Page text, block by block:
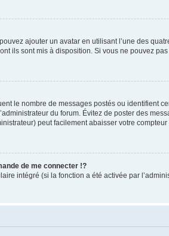
ajouter un avatar en utilisant l’une des
ils sont mis à disposition. Si vous ne pouvez
le nombre de messages postés ou identifient
du forum. Évitez de poster des
peut facilement abaisser votre
de me connecter !?
intégré (si la fonction a été activée par